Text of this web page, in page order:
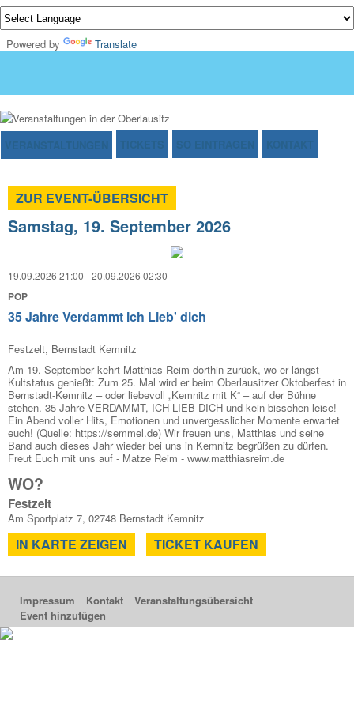
Powered by Translate
VERANSTALTUNGEN TICKETS SO EINTRAGEN KONTAKT
ZUR EVENT-ÜBERSICHT
Samstag, 19. September 2026
19.09.2026 21:00 - 20.09.2026 02:30
POP
35 Jahre Verdammt ich Lieb' dich
Festzelt, Bernstadt Kemnitz
Am 19. September kehrt Matthias Reim dorthin zurück, wo er längst
Kultstatus genießt: Zum 25. Mal wird er beim Oberlausitzer Oktoberfest in
Bernstadt-Kemnitz – oder liebevoll „Kemnitz mit K“ – auf der Bühne
stehen. 35 Jahre VERDAMMT, ICH LIEB DICH und kein bisschen leise!
Ein Abend voller Hits, Emotionen und unvergesslicher Momente erwartet
euch! (Quelle: https://semmel.de) Wir freuen uns, Matthias und seine
Band auch dieses Jahr wieder bei uns in Kemnitz begrüßen zu dürfen.
Freut Euch mit uns auf - Matze Reim - www.matthiasreim.de
WO?
Festzelt
Am Sportplatz 7, 02748 Bernstadt Kemnitz
IN KARTE ZEIGEN TICKET KAUFEN
Impressum Kontakt
Veranstaltungsübersicht
Event hinzufügen